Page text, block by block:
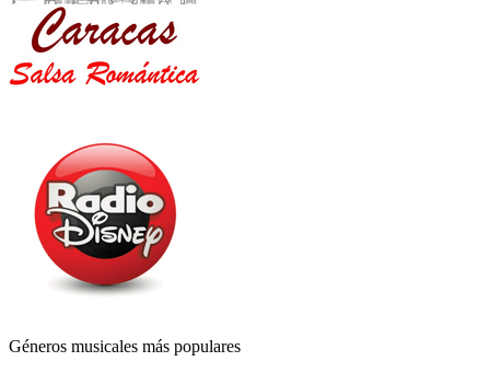
Géneros musicales más populares